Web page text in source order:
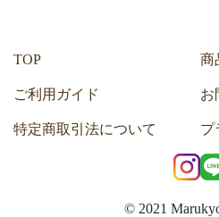
TOP 商
ご利用ガイド お
特定商取引法について プ
© 2021